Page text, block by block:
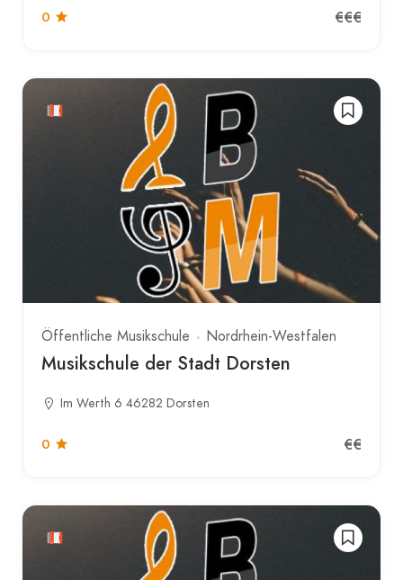
0 €€€
Öffentliche Musikschule Nordrhein-Westfalen
Musikschule der Stadt Dorsten
Im Werth 6 46282 Dorsten
0 €€